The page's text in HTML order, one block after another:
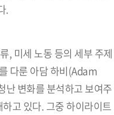
.
, 미세 노동 등의 세부 주제
다룬 아담 하비(Adam
변화를 분석하고 보여주
고 있다. 그중 하이라이트